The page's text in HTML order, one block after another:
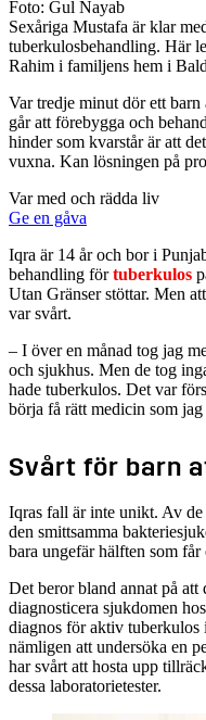
Foto: Gul Nayab
Sexåriga Mustafa är klar
tuberkulosbehandling. Här
Rahim i familjens hem i
Var tredje minut dör ett
går att förebygga och
hinder som kvarstår är att
vuxna. Kan lösningen på
Var med och rädda liv
Ge en gåva
Iqra är 14 år och bor i
behandling förtuberkulos
Utan Gränser stöttar. Men
var svårt.
– I över en månad tog jag
och sjukhus. Men de tog
hade tuberkulos. Det var
börja få rätt medicin som
Svårt för barn
Iqras fall är inte unikt. Av
den smittsamma
bara ungefär hälften som
Det beror bland annat på
diagnosticera sjukdomen
diagnos för aktiv tuberkulos
nämligen att undersöka en
har svårt att hosta upp
dessa laboratorietester.